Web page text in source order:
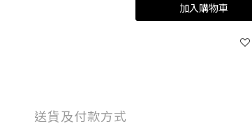
加入購物車
送貨及付款方式